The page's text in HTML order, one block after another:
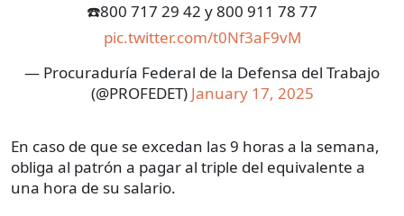
☎️800 717 29 42 y 800 911 78 77
pic.twitter.com/t0Nf3aF9vM
— Procuraduría Federal de la Defensa del Trabajo
(@PROFEDET) January 17, 2025
En caso de que se excedan las 9 horas a la semana,
obliga al patrón a pagar al triple del equivalente a
una hora de su salario.